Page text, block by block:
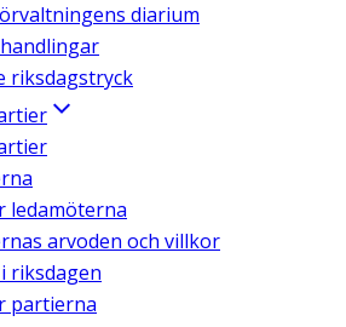
diarium
riksdagstryck
ledamöterna
arvoden och villkor
riksdagen
partierna